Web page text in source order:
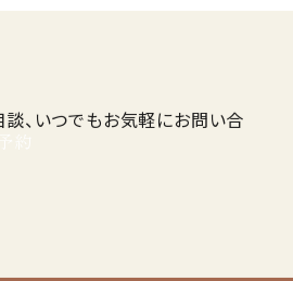
談、いつでもお気軽にお問い合
約